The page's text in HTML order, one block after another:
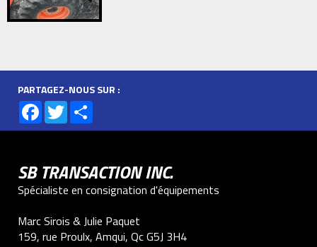
PARTAGEZ-NOUS SUR :
Facebook
Twitter
SB TRANSACTION INC.
Spécialiste en consignation d'équipements
Marc Sirois & Julie Paquet
159, rue Proulx, Amqui, Qc G5J 3H4